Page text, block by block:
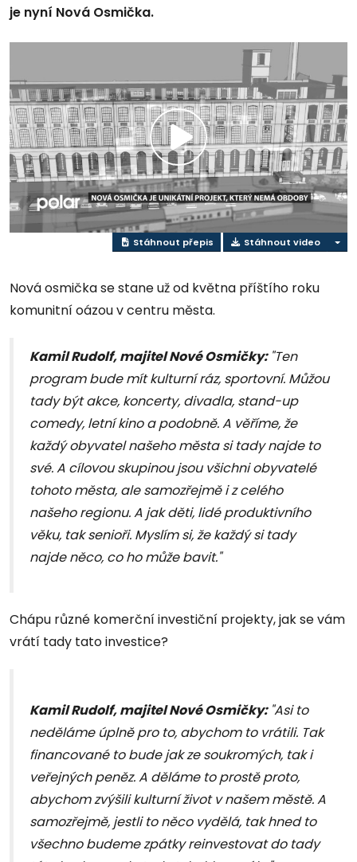
je nyní Nová Osmička.
Přehrát
video
Stáhnout přepis Stáhnout video
Nová osmička se stane už od května příštího roku
komunitní oázou v centru města.
Kamil Rudolf, majitel Nové Osmičky: "Ten
program bude mít kulturní ráz, sportovní. Můžou
tady být akce, koncerty, divadla, stand-up
comedy, letní kino a podobně. A věříme, že
každý obyvatel našeho města si tady najde to
své. A cílovou skupinou jsou všichni obyvatelé
tohoto města, ale samozřejmě i z celého
našeho regionu. A jak děti, lidé produktivního
věku, tak senioři. Myslím si, že každý si tady
najde něco, co ho může bavit."
Chápu různé komerční investiční projekty, jak se vám
vrátí tady tato investice?
Kamil Rudolf, majitel Nové Osmičky: "Asi to
neděláme úplně pro to, abychom to vrátili. Tak
financované to bude jak ze soukromých, tak i
veřejných peněz. A děláme to prostě proto,
abychom zvýšili kulturní život v našem městě. A
samozřejmě, jestli to něco vydělá, tak hned to
všechno budeme zpátky reinvestovat do tady